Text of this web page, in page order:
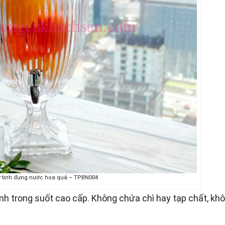
tinh đựng nước hoa quả – TPBN004
trong suốt cao cấp. Không chứa chì hay tạp chất,